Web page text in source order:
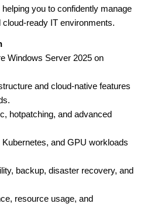
you to confidently manage
cloud-ready IT environments.
Windows Server 2025 on
and cloud-native features
hotpatching, and advanced
and GPU workloads
backup, disaster recovery, and
resource usage, and